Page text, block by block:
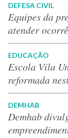
DEFESA CIVIL
Equipes da
atender
EDUCAÇÃO
Escola Vila
reformada
DEMHAB
Demhab